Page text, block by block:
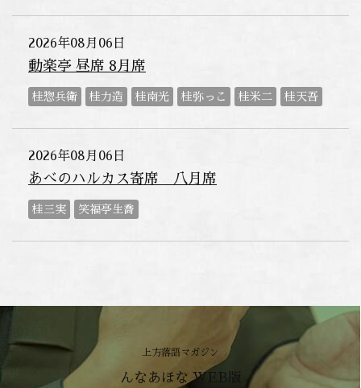
2026年08月06日
動楽亭 昼席 8月席
桂惣兵衛 桂力造 桂南光 桂弥っこ 桂米二 桂天吾
2026年08月06日
あべのハルカス寄席 八月席
桂三実 笑福亭生喬
上方落語マガジン
んなあほな WEB版